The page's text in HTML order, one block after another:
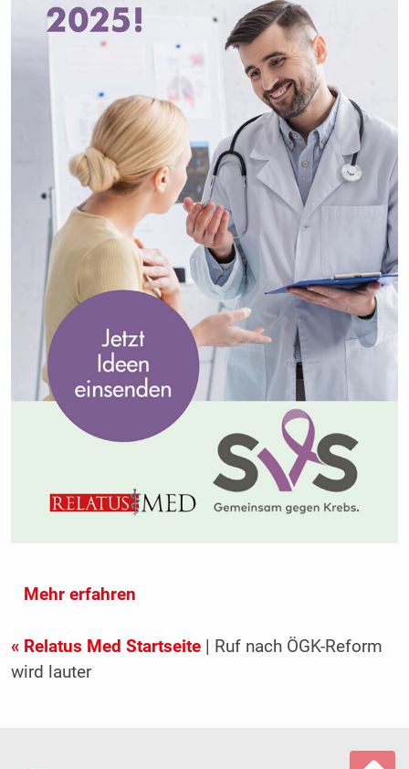
Mehr erfahren
« Relatus Med Startseite| Ruf nach ÖGK-Reform
wird lauter